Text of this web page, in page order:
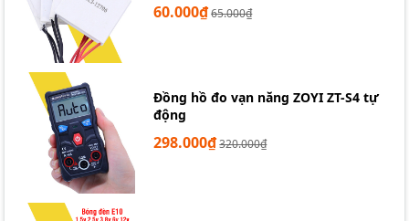
60.000₫65.000₫
Đồng hồ đo vạn năng ZOYI ZT-S4 tự
động
298.000₫320.000₫